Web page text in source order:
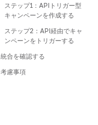
ステップ1：APIトリガー型
キャンペーンを作成する
ステップ2：API経由でキャ
ンペーンをトリガーする
統合を確認する
考慮事項